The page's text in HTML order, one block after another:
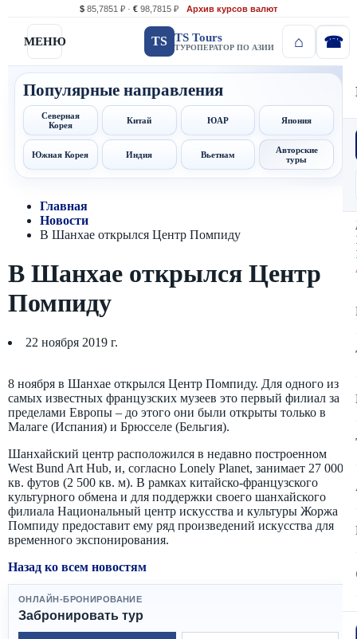
$ 85,7851 ₽ · € 98,7815 ₽ Архив курсов валют
МЕНЮ TS TS Tours
ТУРОПЕРАТОР ПО АЗИИ
Популярные направления
Северная
Корея
Китай ЮАР Япония
Южная Корея Индия Вьетнам
Авторские
туры
Главная
Новости
В Шанхае открылся Центр Помпиду
В Шанхае открылся Центр
Помпиду
22 ноября 2019 г.
8 ноября в Шанхае открылся Центр Помпиду. Для одного из
самых известных французских музеев это первый филиал за
пределами Европы – до этого они были открыты только в
Малаге (Испания) и Брюсселе (Бельгия).
Шанхайский центр расположился в недавно построенном
West Bund Art Hub, и, согласно Lonely Planet, занимает 27 000
кв. футов (2 500 кв. м). В рамках китайско-французского
культурного обмена и для поддержки своего шанхайского
филиала Национальный центр искусства и культуры Жоржа
Помпиду предоставит ему ряд произведений искусства для
временного экспонирования.
Назад ко всем новостям
ОНЛАЙН-БРОНИРОВАНИЕ
Забронировать тур